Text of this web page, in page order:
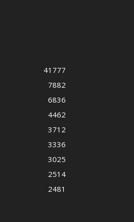
41777
7882
6836
4462
3712
3336
3025
2514
2481